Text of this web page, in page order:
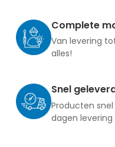
Complete
Van levering
alles!
Snel
Producten
dagen levering